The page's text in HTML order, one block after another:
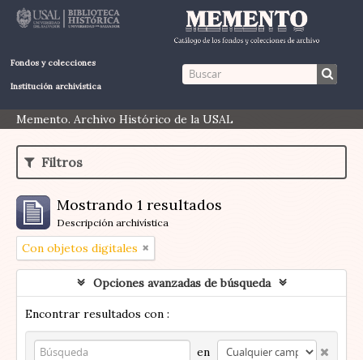
Fondos y colecciones
Institución archivística
Memento. Archivo Histórico de la USAL
Filtros
Mostrando 1 resultados
Descripción archivística
Con objetos digitales
Opciones avanzadas de búsqueda
Encontrar resultados con :
en